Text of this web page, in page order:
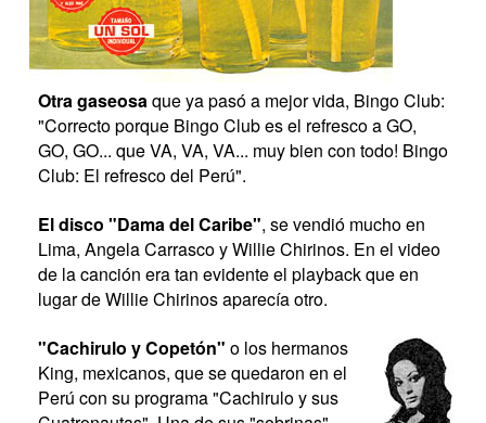
Otra gaseosaque ya pasó a mejor vida, Bingo Club:
"Correcto porque Bingo Club es el refresco a GO,
GO, GO... que VA, VA, VA... muy bien con todo! Bingo
Club: El refresco del Perú".
El disco "Dama del Caribe", se vendió mucho en
Lima, Angela Carrasco y Willie Chirinos. En el video
de la canción era tan evidente el playback que en
lugar de Willie Chirinos aparecía otro.
"Cachirulo y Copetón" o los hermanos
King, mexicanos, que se quedaron en el
Perú con su programa "Cachirulo y sus